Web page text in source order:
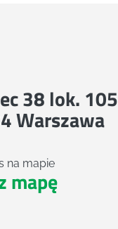
38 lok. 105
Warszawa
na mapie
mapę